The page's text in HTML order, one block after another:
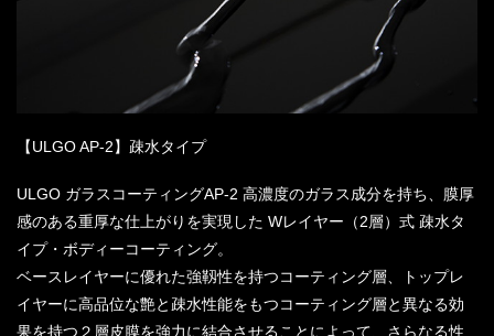
【ULGO AP-2】疎水タイプ
ULGO ガラスコーティングAP-2 高濃度のガラス成分を持ち、膜厚
感のある重厚な仕上がりを実現した Wレイヤー（2層）式 疎水タ
イプ・ボディーコーティング。
ベースレイヤーに優れた強靱性を持つコーティング層、トップレ
イヤーに高品位な艶と疎水性能をもつコーティング層と異なる効
果を持つ２層皮膜を強力に結合させることによって、さらなる性